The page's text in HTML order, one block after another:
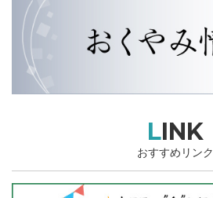
LINK
おすすめリンク